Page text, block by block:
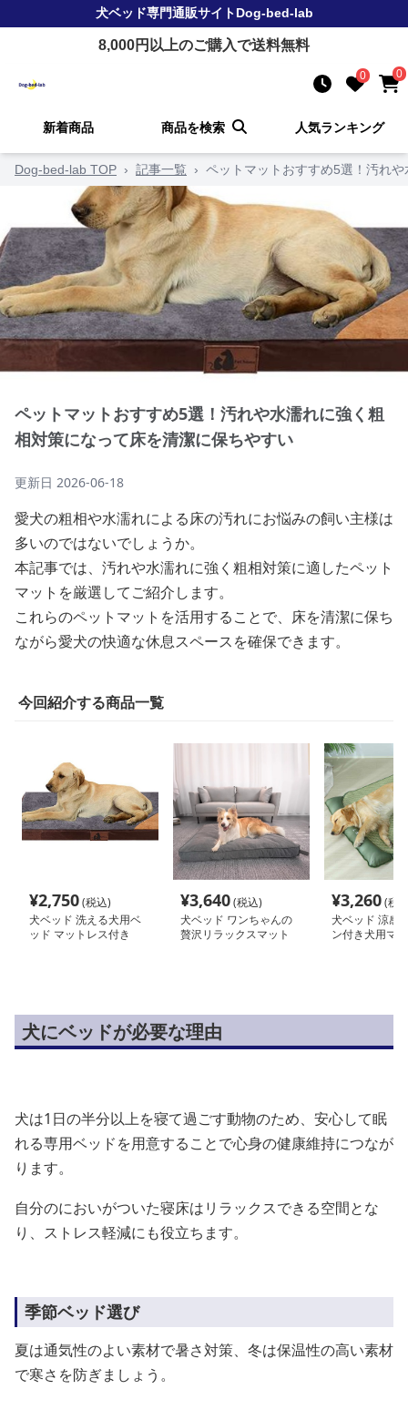
犬ベッド専門通販サイトDog-bed-lab
8,000円以上のご購入で送料無料
0 0
新着商品 商品を検索 人気ランキング
Dog-bed-lab TOP › 記事一覧 › ペットマットおすすめ5選！汚れ
ペットマットおすすめ5選！汚れや水濡れに強く粗
相対策になって床を清潔に保ちやすい
更新日 2026-06-18
愛犬の粗相や水濡れによる床の汚れにお悩みの飼い主様は
多いのではないでしょうか。
本記事では、汚れや水濡れに強く粗相対策に適したペット
マットを厳選してご紹介します。
これらのペットマットを活用することで、床を清潔に保ち
ながら愛犬の快適な休息スペースを確保できます。
今回紹介する商品一覧
¥2,750(税込)
犬ベッド 洗える犬用ベ
ッド マットレス付き
¥3,640(税込)
犬ベッド ワンちゃんの
贅沢リラックスマット
¥3,260(税
犬ベッド 涼感
ン付き犬用マ
犬にベッドが必要な理由
犬は1日の半分以上を寝て過ごす動物のため、安心して眠
れる専用ベッドを用意することで心身の健康維持につなが
ります。
自分のにおいがついた寝床はリラックスできる空間とな
り、ストレス軽減にも役立ちます。
季節ベッド選び
夏は通気性のよい素材で暑さ対策、冬は保温性の高い素材
で寒さを防ぎましょう。